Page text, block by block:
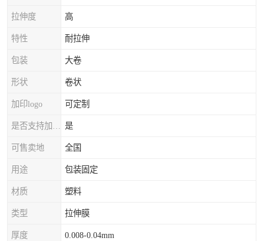
拉伸度 高
特性 耐拉伸
包装 大卷
形状 卷状
加印logo 可定制
是
可售卖地 全国
用途 包装固定
材质 塑料
类型 拉伸膜
厚度 0.008-0.04mm